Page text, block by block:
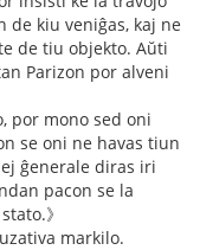
kiu veniĝas, kaj ne
de tiu objekto. Aŭti
Parizon por alveni
por mono sed oni
se oni ne havas tiun
ĝenerale diras iri
pacon se la
》
markilo.